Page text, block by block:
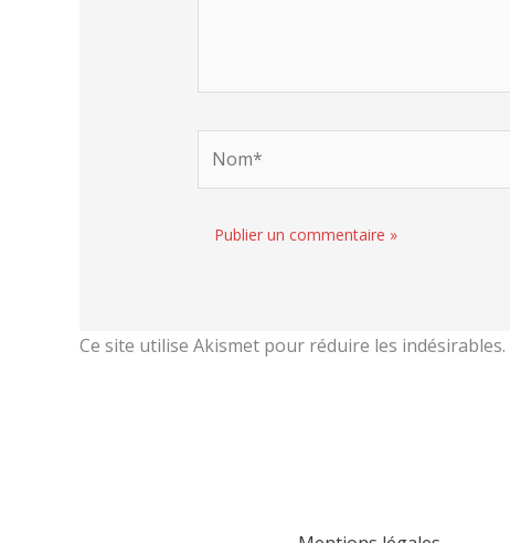
Ce site utilise Akismet pour réduire les indésirables.